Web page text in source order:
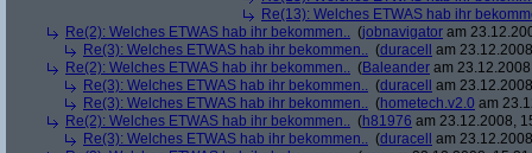
Re(13): Welches ETWAS hab ihr
Re(2): Welches ETWAS hab ihr bekommen.. (jobnavigator am
Re(3): Welches ETWAS hab ihr bekommen.. (duracell
am
Re(2): Welches ETWAS hab ihr bekommen.. (Baleander am
Re(3): Welches ETWAS hab ihr bekommen.. (duracell
am
Re(3): Welches ETWAS hab ihr bekommen.. (hometech.v2.0 am
Re(2): Welches ETWAS hab ihr bekommen.. (h81976 am 23.12.2008,
Re(3): Welches ETWAS hab ihr bekommen.. (duracell
am